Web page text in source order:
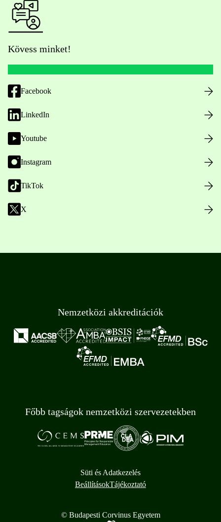
Kövess minket!
Facebook
LinkedIn
Youtube
Instagram
TikTok
X
Nemzetközi akkreditációk
Főbb tagságok nemzetközi szervezetekben
Süti és Adatkezelés
BeállításokTájékoztató
© Budapesti Corvinus Egyetem